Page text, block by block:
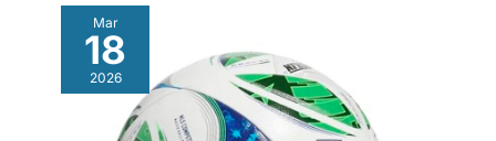
Mar
18
2026